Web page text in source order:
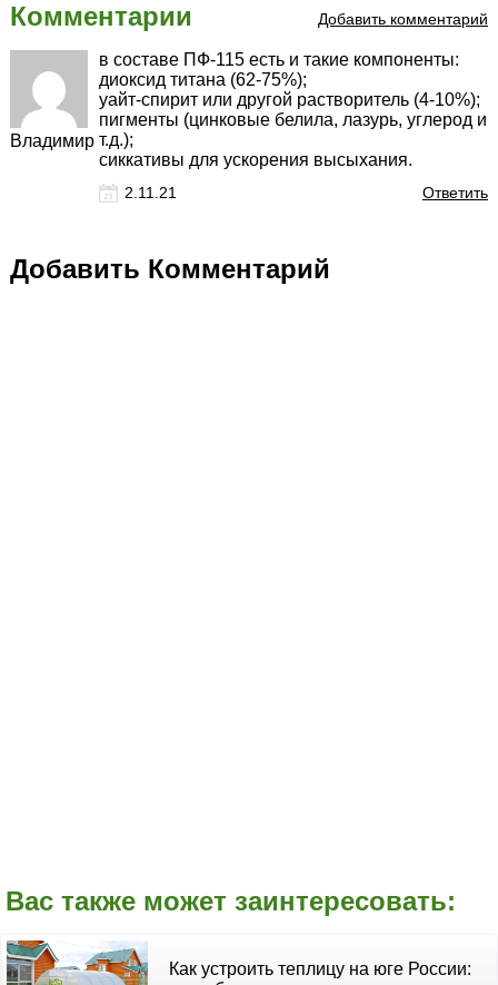
Комментарии Добавить комментарий
Владимир
в составе ПФ-115 есть и такие компоненты:
диоксид титана (62-75%);
уайт-спирит или другой растворитель (4-10%);
пигменты (цинковые белила, лазурь, углерод и
т.д.);
сиккативы для ускорения высыхания.
2.11.21 Ответить
Добавить Комментарий
Вас также может заинтересовать:
Как устроить теплицу на юге России: